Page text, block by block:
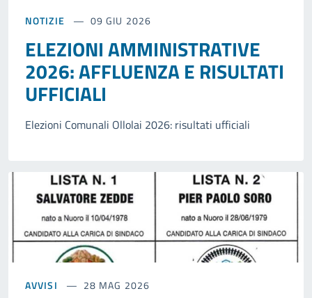
NOTIZIE 09 GIU 2026
ELEZIONI AMMINISTRATIVE
2026: AFFLUENZA E RISULTATI
UFFICIALI
Elezioni Comunali Ollolai 2026: risultati ufficiali
AVVISI 28 MAG 2026